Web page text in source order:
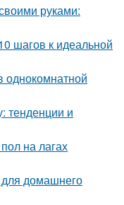
руками:
шагов к идеальной
однокомнатной
тенденции и
на лагах
домашнего